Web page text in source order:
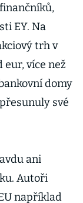
EY. Na
trh v
více než
domy
své
ani
Autoři
například